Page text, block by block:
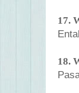
17.
18.